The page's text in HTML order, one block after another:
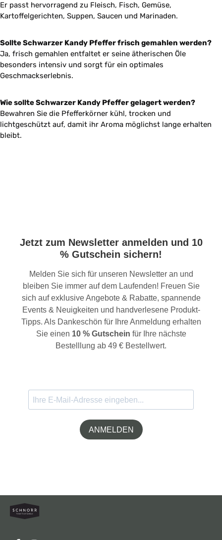
Er passt hervorragend zu Fleisch, Fisch, Gemüse,
Kartoffelgerichten, Suppen, Saucen und Marinaden.
Sollte Schwarzer Kandy Pfeffer frisch gemahlen werden?
Ja, frisch gemahlen entfaltet er seine ätherischen Öle
besonders intensiv und sorgt für ein optimales
Geschmackserlebnis.
Wie sollte Schwarzer Kandy Pfeffer gelagert werden?
Bewahren Sie die Pfefferkörner kühl, trocken und
lichtgeschützt auf, damit ihr Aroma möglichst lange erhalten
bleibt.
Jetzt zum Newsletter anmelden und 10
% Gutschein sichern!
Melden Sie sich für unseren Newsletter an und
bleiben Sie immer auf dem Laufenden! Freuen Sie
sich auf exklusive Angebote & Rabatte, spannende
Events & Neuigkeiten und handverlesene Produkt-
Tipps. Als Dankeschön für Ihre Anmeldung erhalten
Sie einen 10 % Gutschein für Ihre nächste
Bestelllung ab 49 € Bestellwert.
ANMELDEN